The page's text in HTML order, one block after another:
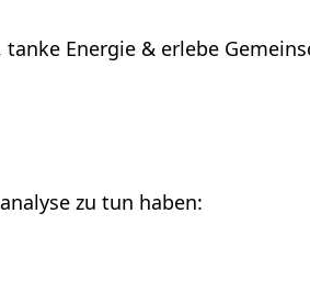
Energie & erlebe
zu tun haben: